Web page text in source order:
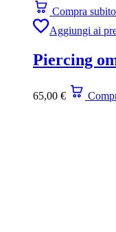
Compra subito
Aggiungi ai
Piercing
65,00 €